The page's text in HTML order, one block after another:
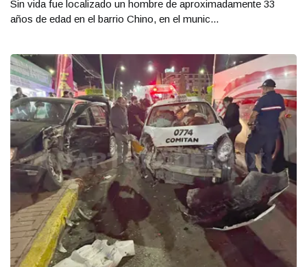
Sin vida fue localizado un hombre de aproximadamente 33
años de edad en el barrio Chino, en el munic...